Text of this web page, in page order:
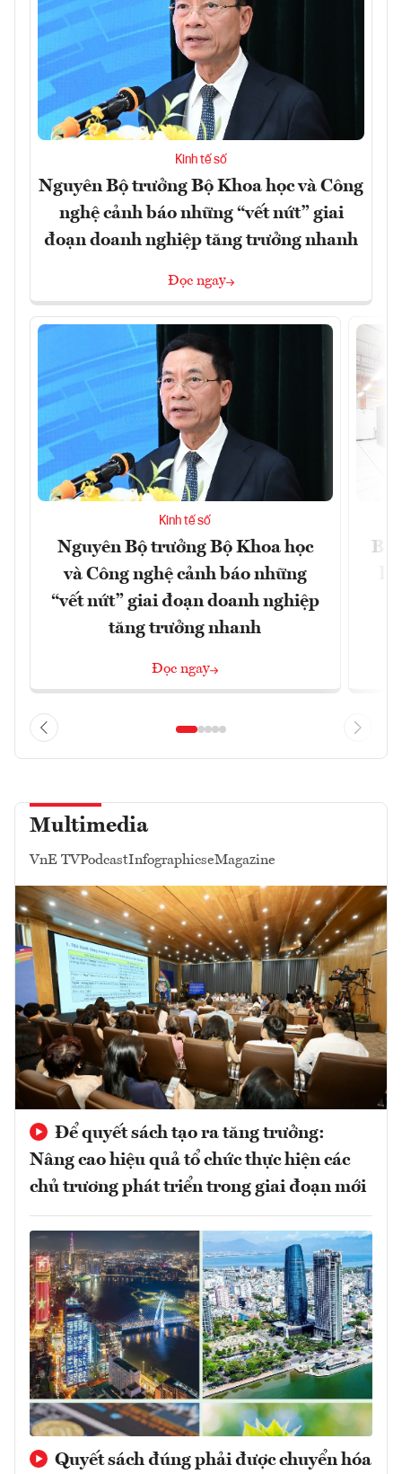
Kinh tế số
Nguyên Bộ trưởng Bộ Khoa học và Công
nghệ cảnh báo những “vết nứt” giai
đoạn doanh nghiệp tăng trưởng nhanh
Đọc ngay
Kinh tế số
Nguyên Bộ trưởng Bộ Khoa học
và Công nghệ cảnh báo những
“vết nứt” giai đoạn doanh nghiệp
tăng trưởng nhanh
Đọc ngay
Multimedia
VnE TVPodcastInfographicseMagazine
Để quyết sách tạo ra tăng trưởng:
Nâng cao hiệu quả tổ chức thực hiện các
chủ trương phát triển trong giai đoạn mới
Quyết sách đúng phải được chuyển hóa